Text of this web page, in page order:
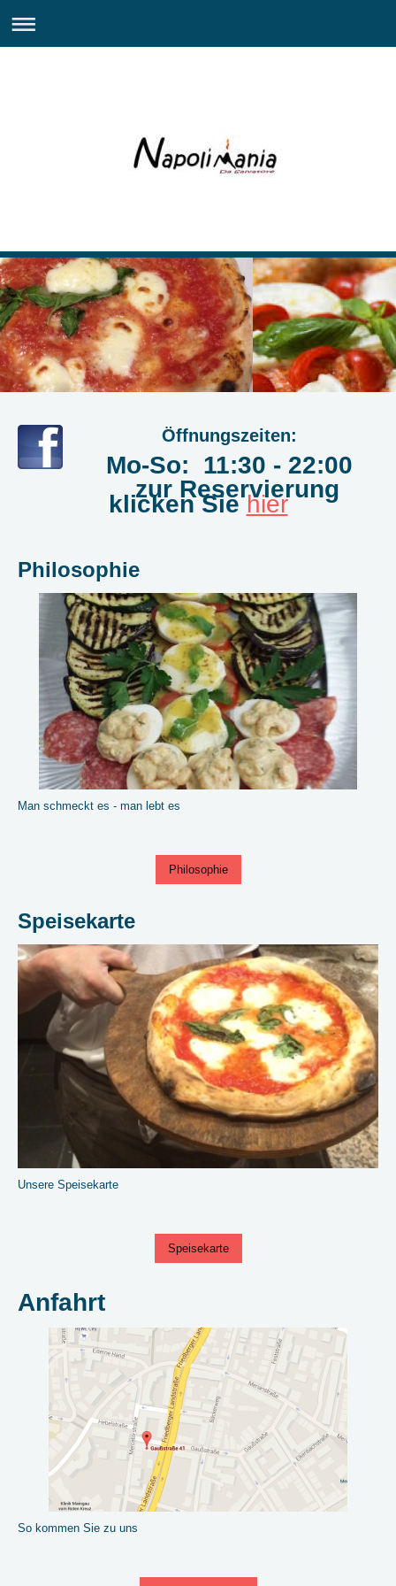
Öffnungszeiten:
Mo-So: 11:30 - 22:00
zur Reservierung
klicken Siehier
Philosophie
Man schmeckt es - man lebt es
Philosophie
Speisekarte
Unsere Speisekarte
Speisekarte
Anfahrt
So kommen Sie zu uns